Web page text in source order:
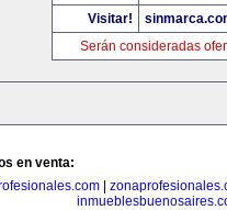
Visitar!
Serán consideradas
en venta: